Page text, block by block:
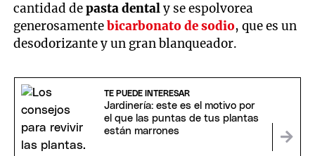
cantidad depasta dentaly se espolvorea
generosamentebicarbonato de sodio, que es un
desodorizante y un gran blanqueador.
TE PUEDE INTERESAR
Jardinería: este es el motivo por
el que las puntas de tus plantas
están marrones